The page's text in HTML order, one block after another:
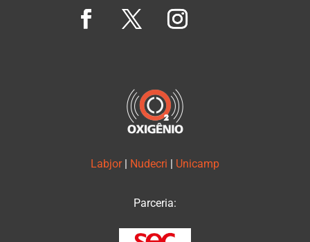
Labjor Nudecri Unicamp
Parceria: